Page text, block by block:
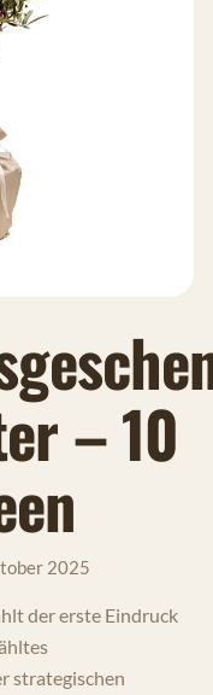
– 10
2025
der erste Eindruck
strategischen